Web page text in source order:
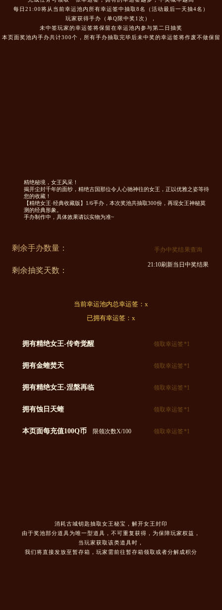
每日21:00将从当前幸运池内所有幸运签中抽取8名（活动最后一天抽4名）
玩家获得手办（单Q限中奖1次），
未中签玩家的幸运签将保留在幸运池内参与第二日抽奖
本页面奖池内手办共计300个，所有手办抽取完毕后未中奖的幸运签将作废不做保留
精绝秘境，女王风采！
揭开尘封千年的面纱，精绝古国那位令人心驰神往的女王，正以优雅之姿等待
您的收藏！
【精绝女王·经典收藏版】1/6手办，本次奖池共抽取300份，再现女王神秘莫
测的经典形象。
手办制作中，具体效果请以实物为准~
剩余手办数量：
剩余抽奖天数：
手办中奖结果查询
21:10刷新当日中奖结果
当前幸运池内总幸运签： x
已拥有幸运签： x
拥有精绝女王-传奇觉醒 领取幸运签*1
拥有金蝰焚天 领取幸运签*1
拥有精绝女王-涅槃再临 领取幸运签*1
拥有蚀日天蝰 领取幸运签*1
本页面每充值100Q币 限领次数X/100 领取幸运签*1
消耗古城钥匙抽取女王秘宝，解开女王封印
由于奖池部分道具为唯一型道具，不可重复获得，为保障玩家权益，
当玩家获取该类道具时，
我们将直接发放至暂存箱，玩家需前往暂存箱领取或者分解成积分